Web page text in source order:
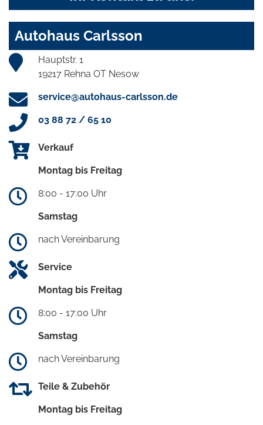
Autohaus Carlsson
Hauptstr. 1
19217 Rehna OT Nesow
service@autohaus-carlsson.de
03 88 72 / 65 10
Verkauf
Montag bis Freitag
8:00 - 17:00 Uhr
Samstag
nach Vereinbarung
Service
Montag bis Freitag
8:00 - 17:00 Uhr
Samstag
nach Vereinbarung
Teile & Zubehör
Montag bis Freitag